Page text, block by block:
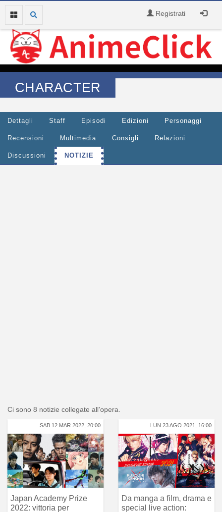
Registrati
CHARACTER
Dettagli Staff Episodi Edizioni Personaggi
Recensioni Multimedia Consigli Relazioni
Discussioni NOTIZIE
Ci sono 8 notizie collegate all'opera.
SAB 12 MAR 2022, 20:00
Japan Academy Prize
2022: vittoria per
LUN 23 AGO 2021, 16:00
Da manga a film, drama e
special live action: